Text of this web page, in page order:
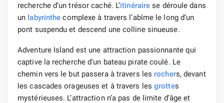
recherche d’un trésor caché. L’itinéraire se déroule dans
un labyrinthe complexe à travers l’abîme le long d’un
pont suspendu et descend une colline sinueuse.
Adventure Island est une attraction passionnante qui
captive la recherche d’un bateau pirate coulé. Le
chemin vers le but passera à travers les rochers, devant
les cascades orageuses et à travers lesgrottes
mystérieuses. L’attraction n’a pas de limite d’âge et